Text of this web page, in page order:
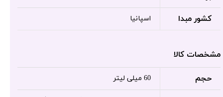
کشور مبدا اسپانیا
مشخصات کالا
حجم 60 میلی لیتر